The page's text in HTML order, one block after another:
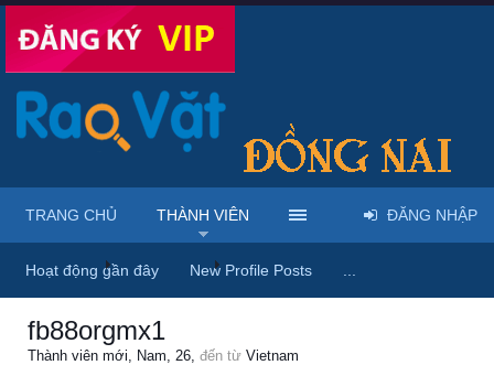
Trang chủ Thành viên fb88orgmx1
fb88orgmx1
Thành viên mới, Nam, 26, đến từ Vietnam
TRANG CHỦ THÀNH VIÊN
Hoạt động gần đây New Profile Posts
ĐĂNG NHẬP